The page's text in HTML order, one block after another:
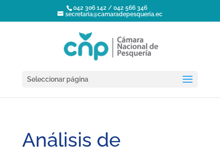
042 306 142 / 042 566 346
secretaria@camaradepesqueria.ec
Seleccionar página
Análisis de